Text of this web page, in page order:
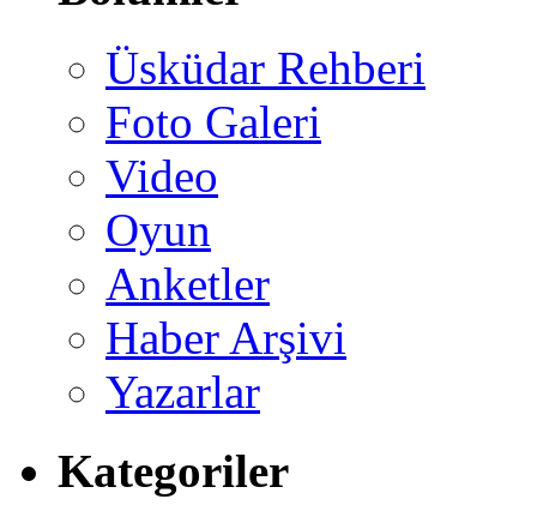
Üsküdar Rehberi
Foto Galeri
Video
Oyun
Anketler
Haber Arşivi
Yazarlar
Kategoriler